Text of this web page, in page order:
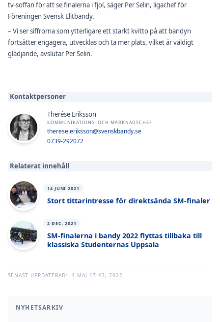
NYHETSARKIV
tv-soffan för att se finalerna i fjol, säger Per Selin, ligachef för
Föreningen Svensk Elitbandy.
– Vi ser siffrorna som ytterligare ett starkt kvitto på att bandyn
fortsätter engagera, utvecklas och ta mer plats, vilket är väldigt
glädjande, avslutar Per Selin.
Kontaktpersoner
Therése Eriksson
KOMMUNIKATIONS- OCH MARKNADSCHEF
therese.eriksson@svenskbandy.se
0739-292072
Relaterat innehåll
14 JUNI 2021
Stort tittarintresse för direktsända SM-finaler
2 DEC. 2021
SM-finalerna i bandy 2022 flyttas tillbaka till
klassiska Studenternas Uppsala
SENAST UPPDATERAD: 4 MAJ 17:43, 2022